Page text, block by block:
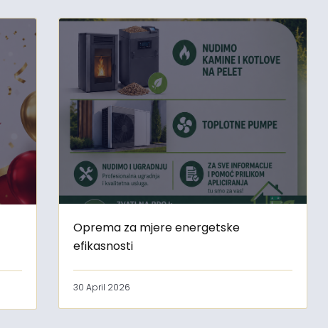
Oprema za mjere energetske
efikasnosti
30 April 2026